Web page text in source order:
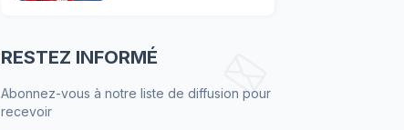
RESTEZ INFORMÉ
Abonnez-vous à notre liste de diffusion pour
recevoir